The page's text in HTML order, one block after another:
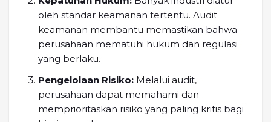
oleh standar keamanan tertentu. Audit
keamanan membantu memastikan bahwa
perusahaan mematuhi hukum dan regulasi
yang berlaku.
Pengelolaan Risiko: Melalui audit,
perusahaan dapat memahami dan
memprioritaskan risiko yang paling kritis bagi